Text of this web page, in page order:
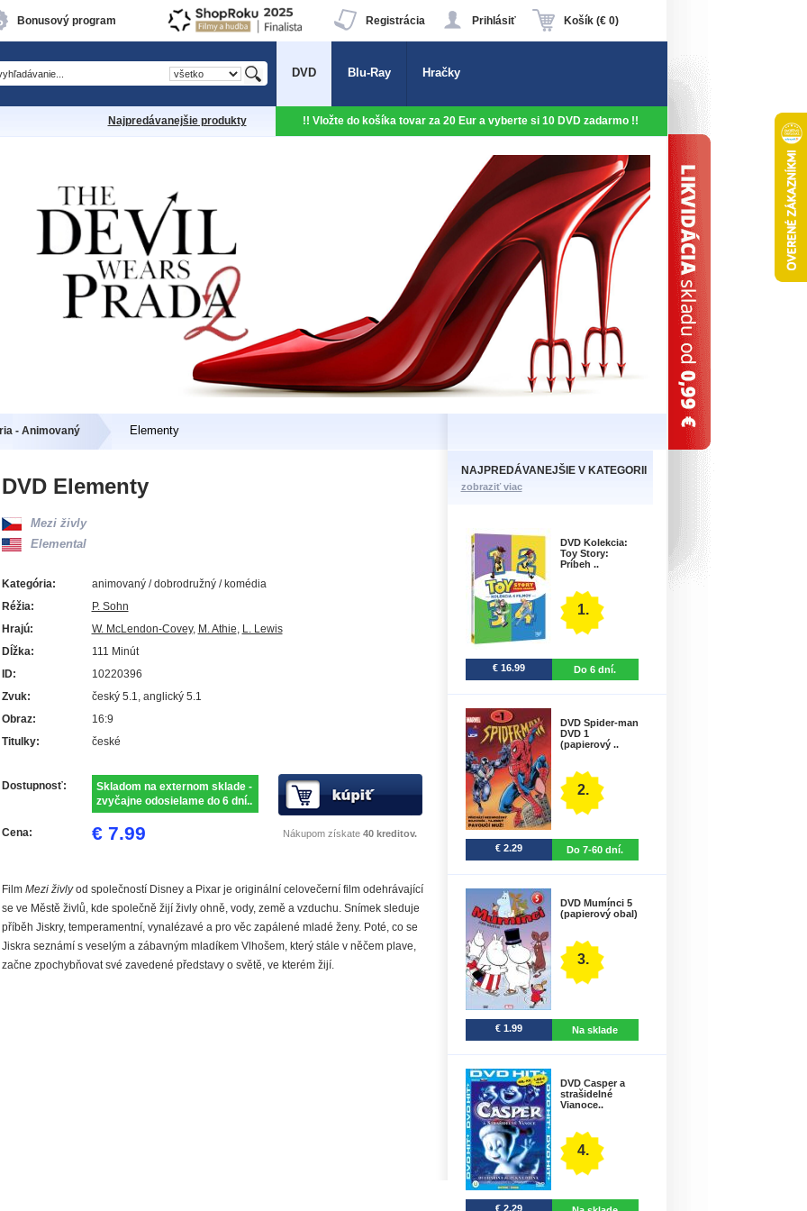
Bonusový program Košík (€ 0)
Prihlásiť
Registrácia
DVD Blu-Ray Hračky
Najpredávanejšie produkty !! Vložte do košíka tovar za 20 Eur a vyberte si 10 DVD zadarmo !!
- Animovaný Elementy
DVD Elementy
Mezi živly
Elemental
Kategória:
animovaný / dobrodružný / komédia
Réžia:
P. Sohn
Hrajú:
W. McLendon-Covey, M. Athie, L. Lewis
Dĺžka:
111 Minút
ID:
10220396
Zvuk:
český 5.1, anglický 5.1
Obraz:
16:9
Titulky:
české
Dostupnosť:
Skladom na externom sklade -
zvyčajne odosielame do 6 dní..
Cena: € 7.99 Nákupom získate 40 kreditov.
Film Mezi živlyod společností Disney a Pixar je originální celovečerní film odehrávající
se ve Městě živlů, kde společně žijí živly ohně, vody, země a vzduchu. Snímek sleduje
příběh Jiskry, temperamentní, vynalézavé a pro věc zapálené mladé ženy. Poté, co se
Jiskra seznámí s veselým a zábavným mladíkem Vlhošem, který stále v něčem plave,
začne zpochybňovat své zavedené představy o světě, ve kterém žijí.
NAJPREDÁVANEJŠIE V KATEGORII
zobraziť viac
DVD Kolekcia:
Toy Story:
Príbeh ..
1.
€ 16.99 Do 6 dní.
DVD Spider-man
DVD 1
(papierový ..
2.
€ 2.29 Do 7-60 dní.
DVD Mumínci 5
(papierový obal)
3.
€ 1.99 Na sklade
DVD Casper a
strašidelné
Vianoce..
4.
€ 2.29